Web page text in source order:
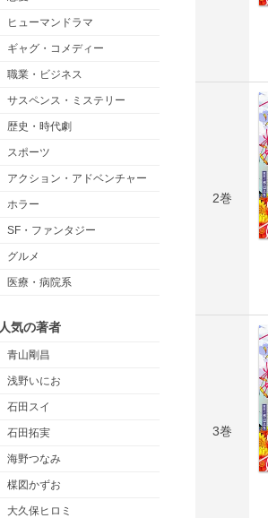
ヒューマンドラマ
ギャグ・コメディー
職業・ビジネス
サスペンス・ミステリー
歴史・時代劇
スポーツ
アクション・アドベンチャー
ホラー
SF・ファンタジー
グルメ
医療・病院系
人気の著者
青山剛昌
浅野いにお
石田スイ
石田拓実
海野つなみ
楳図かずお
大久保ヒロミ
2巻
3巻